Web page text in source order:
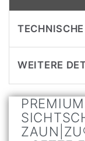
WEITERE
PREMIUM